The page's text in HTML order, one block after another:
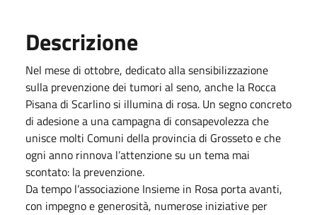
Descrizione
Nel mese di ottobre, dedicato alla sensibilizzazione
sulla prevenzione dei tumori al seno, anche la Rocca
Pisana di Scarlino si illumina di rosa. Un segno concreto
di adesione a una campagna di consapevolezza che
unisce molti Comuni della provincia di Grosseto e che
ogni anno rinnova l’attenzione su un tema mai
scontato: la prevenzione.
Da tempo l’associazione Insieme in Rosa porta avanti,
con impegno e generosità, numerose iniziative per